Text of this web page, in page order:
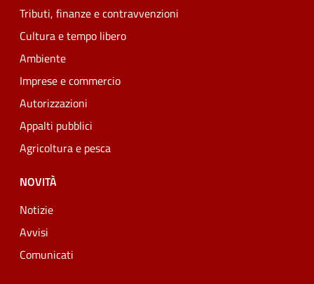
Tributi, finanze e contravvenzioni
Cultura e tempo libero
Ambiente
Imprese e commercio
Autorizzazioni
Appalti pubblici
Agricoltura e pesca
NOVITÀ
Notizie
Avvisi
Comunicati